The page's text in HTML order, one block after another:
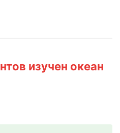
изучен океан